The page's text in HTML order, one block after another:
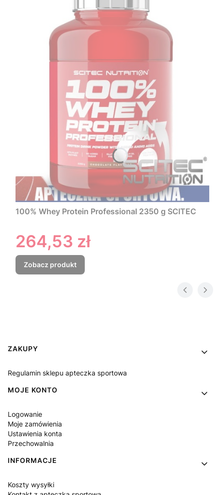
100% Whey Protein Professional 2350 g SCITEC
Cena
264,53 zł
Zobacz produkt
Linki w stopce
ZAKUPY
Regulamin sklepu apteczka sportowa
MOJE KONTO
Logowanie
Moje zamówienia
Ustawienia konta
Przechowalnia
INFORMACJE
Koszty wysyłki